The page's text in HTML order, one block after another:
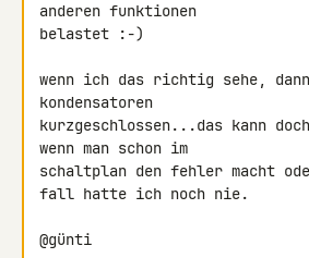
anderen funktionen
belastet :-)
wenn ich das richtig sehe,
kondensatoren
kurzgeschlossen...das kann
wenn man schon im
schaltplan den fehler macht
fall hatte ich noch nie.
@günti